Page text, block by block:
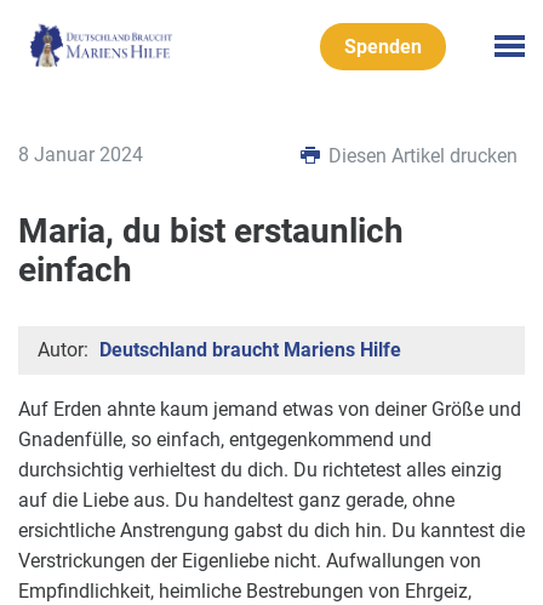
Spenden
8 Januar 2024 Diesen Artikel drucken
Maria, du bist erstaunlich
einfach
Autor: Deutschland braucht Mariens Hilfe
Auf Erden ahnte kaum jemand etwas von deiner Größe und
Gnadenfülle, so einfach, entgegenkommend und
durchsichtig verhieltest du dich. Du richtetest alles einzig
auf die Liebe aus. Du handeltest ganz gerade, ohne
ersichtliche Anstrengung gabst du dich hin. Du kanntest die
Verstrickungen der Eigenliebe nicht. Aufwallungen von
Empfindlichkeit, heimliche Bestrebungen von Ehrgeiz,